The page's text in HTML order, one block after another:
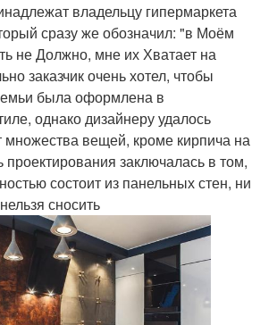
владельцу гипермаркета
сразу же обозначил: "в Моём
не Должно, мне их Хватает на
заказчик очень хотел, чтобы
была оформлена в
однако дизайнеру удалось
множества вещей, кроме кирпича на
заключалась в том,
состоит из панельных стен, ни
сносить